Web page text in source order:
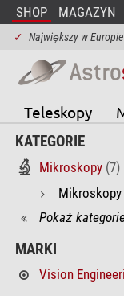
SHOP MAGAZYN
✓ Największy w
Teleskopy
KATEGORIE
Mikroskopy (7)
Mikroskopy
Pokaż
MARKI
Vision